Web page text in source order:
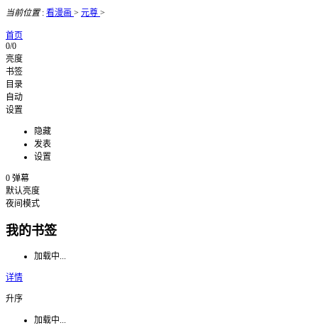
当前位置: 看漫画 > 元尊 >
首页
0/0
亮度
书签
目录
自动
设置
隐藏
发表
设置
0 弹幕
默认亮度
夜间模式
我的书签
加载中...
详情
升序
加载中...